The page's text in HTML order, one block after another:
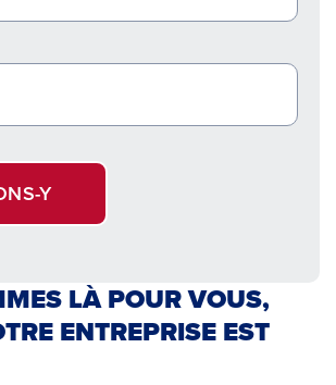
Y
LÀ POUR VOUS,
ENTREPRISE EST